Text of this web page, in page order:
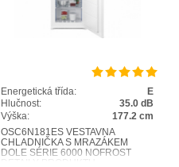
Energetická třída:
E
Hlučnost:
35.0 dB
Výška:
177.2 cm
OSC6N181ES VESTAVNÁ
CHLADNIČKA S MRAZÁKEM
DOLE SÉRIE 6000 NOFROST